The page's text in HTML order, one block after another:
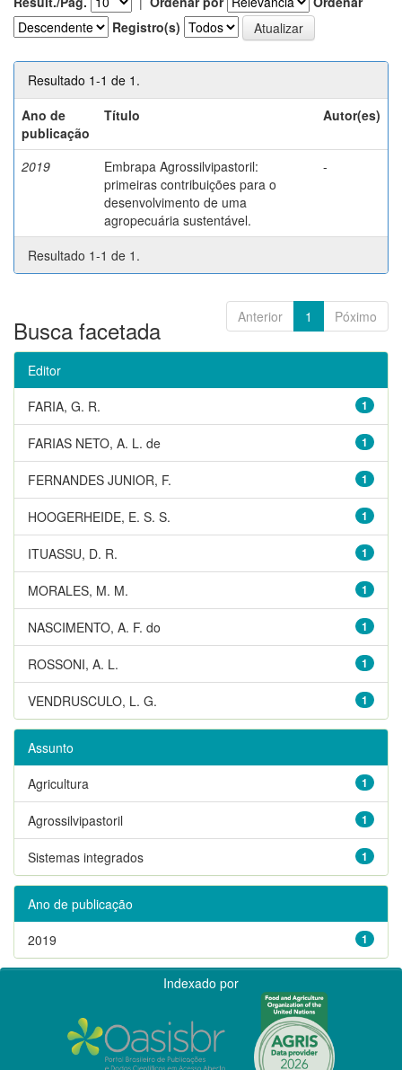
Registro(s)
Resultado 1-1 de 1.
Ano de
publicação
Título Autor(es)
2019
Embrapa Agrossilvipastoril:
primeiras contribuições para o
desenvolvimento de uma
agropecuária sustentável.
-
Resultado 1-1 de 1.
Anterior 1 Póximo
Busca facetada
Editor
1
FARIA, G. R.
1
FARIAS NETO, A. L. de
1
FERNANDES JUNIOR, F.
1
HOOGERHEIDE, E. S. S.
1
ITUASSU, D. R.
1
MORALES, M. M.
1
NASCIMENTO, A. F. do
1
ROSSONI, A. L.
1
VENDRUSCULO, L. G.
Assunto
1
Agricultura
1
Agrossilvipastoril
1
Sistemas integrados
Ano de publicação
1
2019
Indexado por